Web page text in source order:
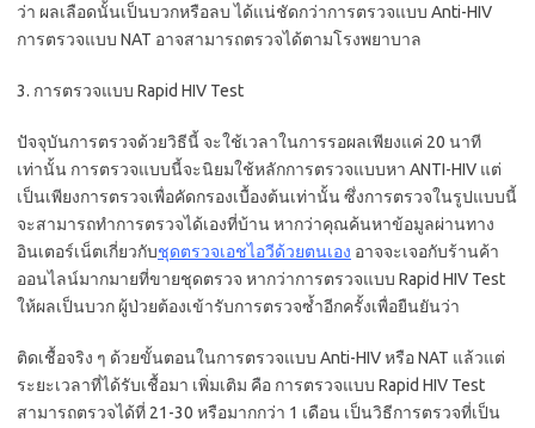
ว่า ผลเลือดนั้นเป็นบวกหรือลบ ได้แน่ชัดกว่าการตรวจแบบ Anti-HIV
การตรวจแบบ NAT อาจสามารถตรวจได้ตามโรงพยาบาล
3. การตรวจแบบ Rapid HIV Test
ปัจจุบันการตรวจด้วยวิธีนี้ จะใช้เวลาในการรอผลเพียงแค่ 20 นาที
เท่านั้น การตรวจแบบนี้จะนิยมใช้หลักการตรวจแบบหา ANTI-HIV แต่
เป็นเพียงการตรวจเพื่อคัดกรองเบื้องต้นเท่านั้น ซึ่งการตรวจในรูปแบบนี้
จะสามารถทำการตรวจได้เองที่บ้าน หากว่าคุณค้นหาข้อมูลผ่านทาง
อินเตอร์เน็ตเกี่ยวกับชุดตรวจเอชไอวีด้วยตนเอง อาจจะเจอกับร้านค้า
ออนไลน์มากมายที่ขายชุดตรวจ หากว่าการตรวจแบบ Rapid HIV Test
ให้ผลเป็นบวก ผู้ป่วยต้องเข้ารับการตรวจซ้ำอีกครั้งเพื่อยืนยันว่า
ติดเชื้อจริง ๆ ด้วยขั้นตอนในการตรวจแบบ Anti-HIV หรือ NAT แล้วแต่
ระยะเวลาที่ได้รับเชื้อมา เพิ่มเติม คือ การตรวจแบบ Rapid HIV Test
สามารถตรวจได้ที่ 21-30 หรือมากกว่า 1 เดือน เป็นวิธีการตรวจที่เป็น